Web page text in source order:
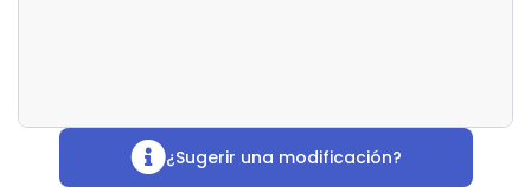
¿Sugerir una modificación?